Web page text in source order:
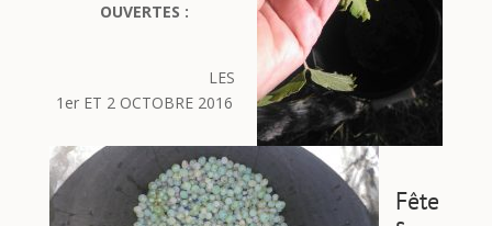
OUVERTES :
LES
1er ET 2 OCTOBRE 2016
Fête